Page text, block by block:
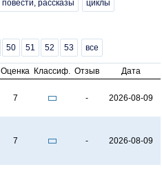
повести, рассказы циклы
50 51 52 53 все
Оценка Классиф. Отзыв
Дата
7 - 2026-08-09
7 - 2026-08-09